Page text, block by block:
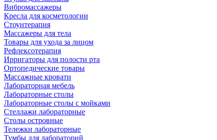
Вибромассажеры
Кресла для косметологии
Стоунтерапия
Массажеры для тела
Товары для ухода за лицом
Рефлексотерапия
Ирригаторы для полости рта
Ортопедические товары
Массажные кровати
Лабораторная мебель
Лабораторные столы
Лабораторные столы с мойками
Стеллажи лабораторные
Столы островные
Тележки лабораторные
Тумбы для лабораторий